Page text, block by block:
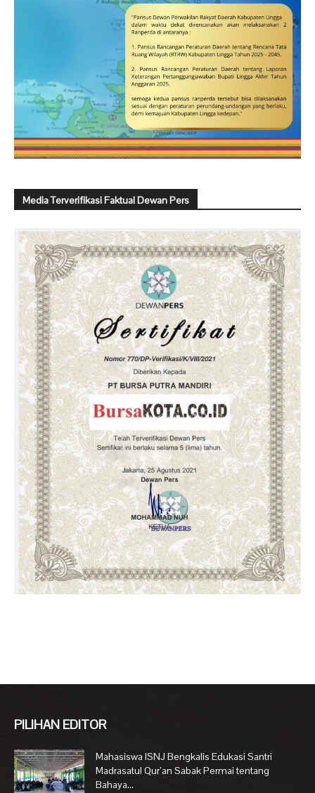
Media Terverifikasi Faktual Dewan Pers
PILIHAN EDITOR
Mahasiswa ISNJ Bengkalis Edukasi Santri
Madrasatul Qur’an Sabak Permai tentang
Bahaya...